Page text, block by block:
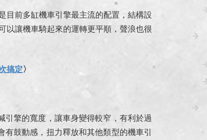
目前多缸機車引擎最主流的配置，結構設
以讓機車騎起來的運轉更平順，聲浪也很
搞定〉
引擎的寬度，讓車身變得較窄，有利於過
鼓動感，扭力釋放和其他類型的機車引